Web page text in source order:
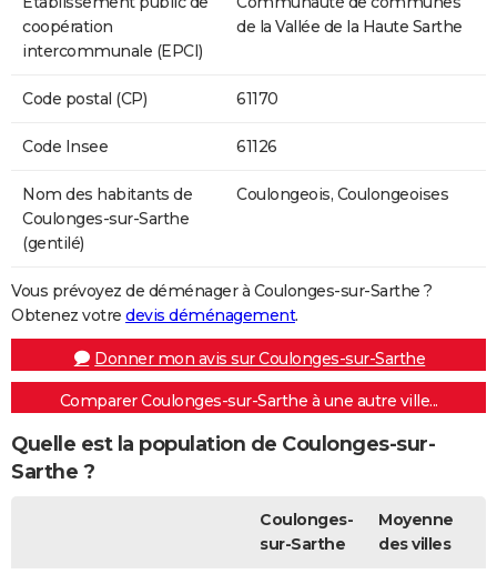
coopération
intercommunale (EPCI)
de la Vallée de la Haute Sarthe
Code postal (CP) 61170
Code Insee 61126
Nom des habitants de
Coulonges-sur-Sarthe
(gentilé)
Coulongeois, Coulongeoises
Vous prévoyez de déménager à Coulonges-sur-Sarthe ?
Obtenez votre devis déménagement.
Donner mon avis sur Coulonges-sur-Sarthe
Comparer Coulonges-sur-Sarthe à une autre ville...
Quelle est la population de Coulonges-sur-
Sarthe ?
Coulonges-
sur-Sarthe
Moyenne
des villes